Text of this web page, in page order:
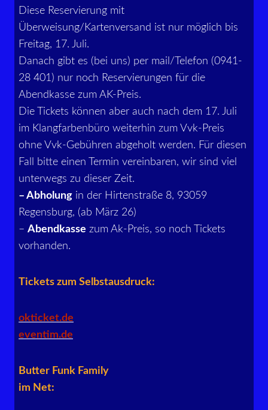
Diese Reservierung mit
Überweisung/Kartenversand ist nur möglich bis
Freitag, 17. Juli.
Danach gibt es (bei uns) per mail/Telefon (0941-
28 401) nur noch Reservierungen für die
Abendkasse zum AK-Preis.
Die Tickets können aber auch nach dem 17. Juli
im Klangfarbenbüro weiterhin zum Vvk-Preis
ohne Vvk-Gebühren abgeholt werden. Für diesen
Fall bitte einen Termin vereinbaren, wir sind viel
unterwegs zu dieser Zeit.
– Abholung in der Hirtenstraße 8, 93059
Regensburg, (ab März 26)
–Abendkasse zum Ak-Preis, so noch Tickets
vorhanden.
Tickets zum Selbstausdruck:
okticket.de
eventim.de
Butter Funk Family
im Net: